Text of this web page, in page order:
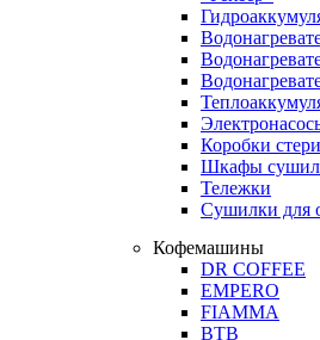
Коробки
Шкафы
Тележки
Сушилки для
Кофемашины
DR COFFEE
EMPERO
FIAMMA
BTB